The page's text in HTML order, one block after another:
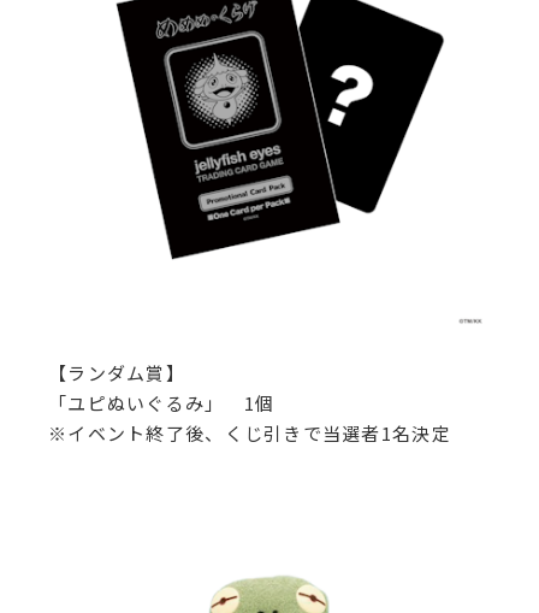
【ランダム賞】
「ユピぬいぐるみ」 1個
※イベント終了後、くじ引きで当選者1名決定